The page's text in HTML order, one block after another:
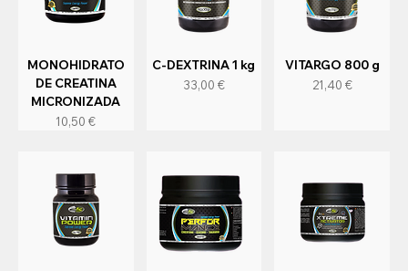
MONOHIDRATO
DE CREATINA
MICRONIZADA
Precio
10,50 €
C-DEXTRINA 1 kg
Precio
33,00 €
VITARGO 800 g
Precio
21,40 €